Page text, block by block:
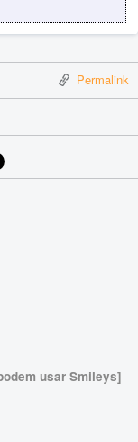
Permalink
usar Smileys]